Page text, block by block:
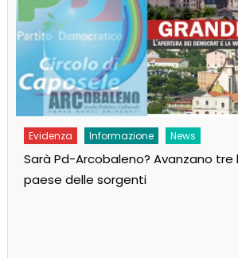
Evidenza Informazione News
Sarà Pd-Arcobaleno? Avanzano tre
paese delle sorgenti